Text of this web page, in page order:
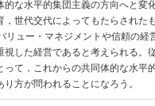
な水平的集団主義の方向へと変
，世代交代によってもたらされた
した経営であると考えられる。
て，これからの共同体的な水平
方が問われることになろう。